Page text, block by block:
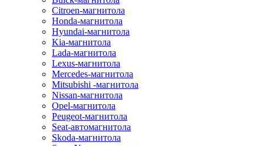
Citroen-магнитола
Honda-магнитола
Hyundai-магнитола
Kia-магнитола
Lada-магнитола
Lexus-магнитола
Mercedes-магнитола
Mitsubishi -магнитола
Nissan-магнитола
Opel-магнитола
Peugeot-магнитола
Seat-автомагнитола
Skoda-магнитола